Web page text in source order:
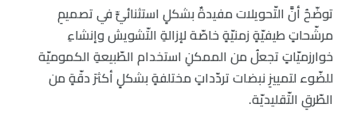
توضّحُ أنَّ التّحويلات مفيدةٌ بشكلٍ استثنائيٍّ في تصميمِ
مرشّحاتٍ طيفيّةٍ زمنيّةٍ خاصّة لإزالةِ التّشويش وإنشاءِ
خوارزميّاتٍ تجعلُ من الممكنِ استخدام الطّبيعةِ الكموميّة
للضّوء لتمييزِ نبضات تردّداتٍ مختلفةٍ بشكلٍ أكثرَ دقّةٍ من
الطّرقِ التّقليديّة.